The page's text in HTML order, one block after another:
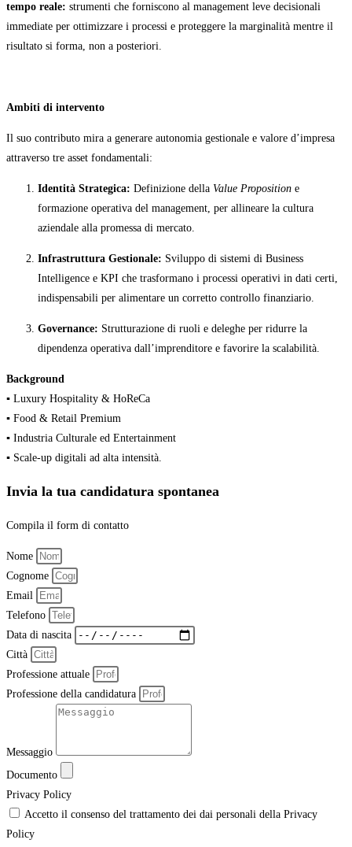
tempo reale: strumenti che forniscono al management leve decisionali
immediate per ottimizzare i processi e proteggere la marginalità mentre il
risultato si forma, non a posteriori.
Ambiti di intervento
Il suo contributo mira a generare autonomia gestionale e valore d’impresa
attraverso tre asset fondamentali:
Identità Strategica: Definizione della Value Proposition e
formazione operativa del management, per allineare la cultura
aziendale alla promessa di mercato.
Infrastruttura Gestionale: Sviluppo di sistemi di Business
Intelligence e KPI che trasformano i processi operativi in dati certi,
indispensabili per alimentare un corretto controllo finanziario.
Governance: Strutturazione di ruoli e deleghe per ridurre la
dipendenza operativa dall’imprenditore e favorire la scalabilità.
Background
▪️ Luxury Hospitality & HoReCa
▪️ Food & Retail Premium
▪️ Industria Culturale ed Entertainment
▪️ Scale-up digitali ad alta intensità.
Invia la tua candidatura spontanea
Compila il form di contatto
Nome
Cognome
Email
Telefono
Data di nascita
Città
Professione attuale
Professione della candidatura
Messaggio
Documento
Privacy Policy
Accetto il consenso del trattamento dei dai personali della Privacy
Policy